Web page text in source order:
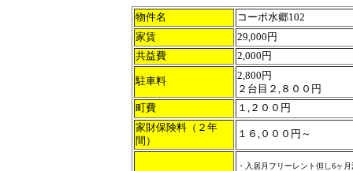
物件名
コーポ水郷102
家賃
29,000円
共益費
2,000円
駐車料
2,800円
２台目２,８００円
町費
１,２００円
家財保険料（２年
間）
１６,０００円～
・入居月フリーレント但し6ヶ